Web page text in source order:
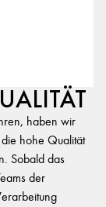
haben wir
hohe Qualität
Sobald das
der